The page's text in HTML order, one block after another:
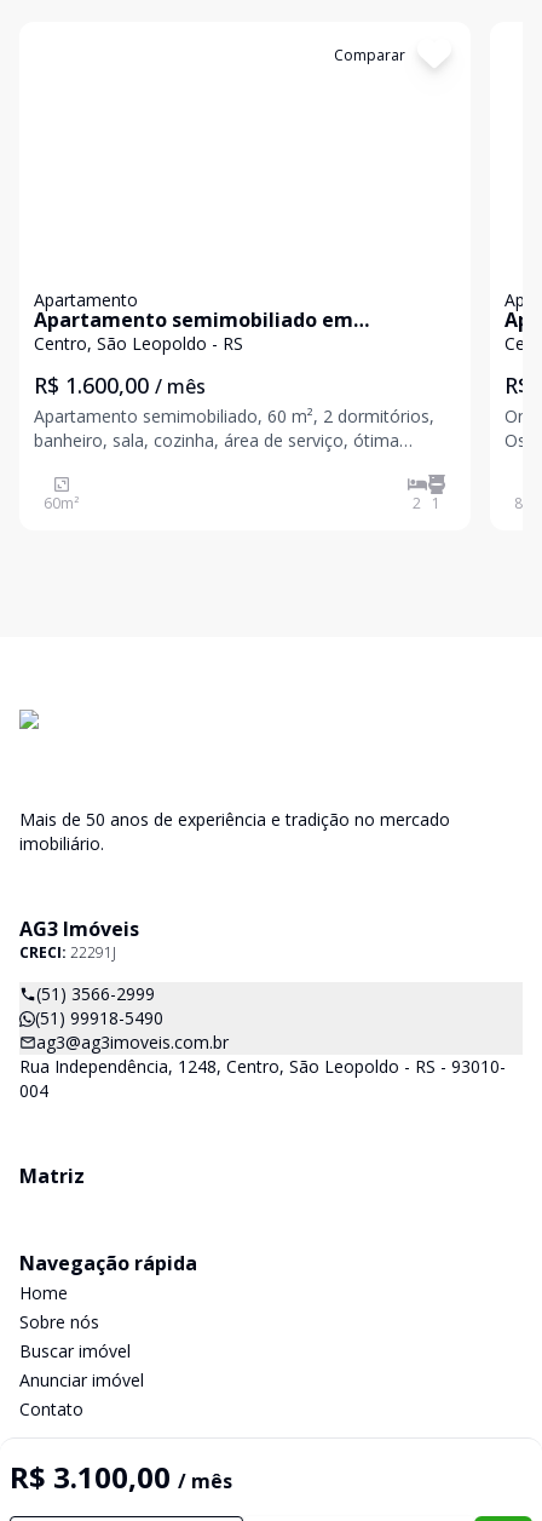
Comparar
Apartamento
Apartamento semimobiliado em
condomínio!
Centro, São Leopoldo - RS
R$ 1.600,00 / mês
Apartamento semimobiliado, 60 m², 2 dormitórios,
banheiro, sala, cozinha, área de serviço, ótima
Condomínio seguro, tranquilo, quiosque, playground,
jardim, muito bem localizado. Venha conhecer essa
60m² 2 1
R$
One
89
R$ 3.100,00 / mês
Mais de 50 anos de experiência e tradição no mercado
imobiliário.
AG3 Imóveis
CRECI: 22291J
(51) 3566-2999
(51) 99918-5490
ag3@ag3imoveis.com.br
Rua Independência, 1248, Centro, São Leopoldo - RS - 93010-
004
Matriz
Navegação rápida
Home
Sobre nós
Buscar imóvel
Anunciar imóvel
Contato